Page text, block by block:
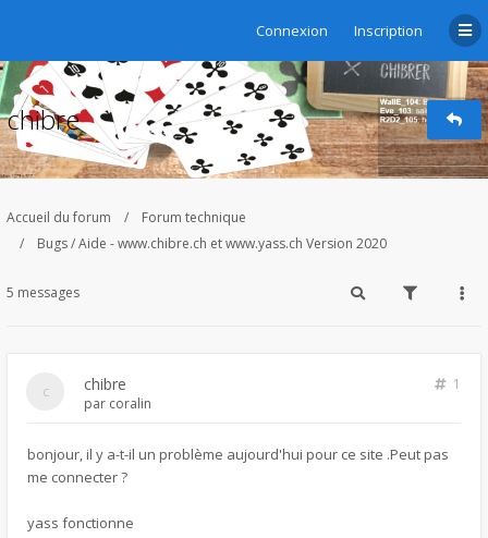
Connexion Inscription
chibre
Accueil du forum
Forum technique
Bugs / Aide - www.chibre.ch et www.yass.ch Version 2020
5 messages
chibre
1
par coralin
bonjour, il y a-t-il un problème aujourd'hui pour ce site .Peut pas
me connecter ?
yass fonctionne